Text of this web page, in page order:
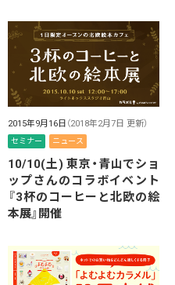
2015年9月16日 （2018年2月7日 更新）
セミナー ニュース
10/10(土) 東京・青山でショ
ップさんのコラボイベント
『3杯のコーヒーと北欧の絵
本展』開催